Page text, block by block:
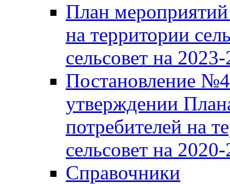
План
на территории
сельсовет на
Постановление
утверждении
потребителей на
сельсовет на 2020-
Справочники